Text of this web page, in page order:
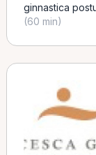
ginnastica
(60 min)